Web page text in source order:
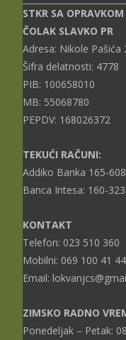
STKR SA
ČOLAK SLAVKO PR
Adresa: Nikole
Šifra delatnosti: 4778
PIB: 100658010
MB: 55068780
PEPDV: 168026372
TEKUĆI RAČUNI:
Addiko Banka 165-
Banca Intesa: 160-
KONTAKT
Telefon: 023 510 360
Mobilni: 069 100 41 44
Email:
ZIMSKO RADNO
Ponedeljak – Petak: